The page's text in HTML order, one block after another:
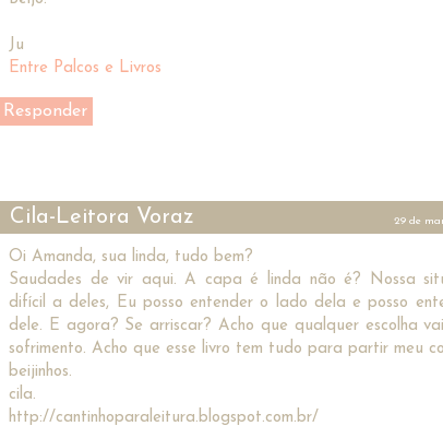
Ju
Entre Palcos e Livros
Responder
Cila-Leitora Voraz 29 de
Oi Amanda, sua linda, tudo bem?
Saudades de vir aqui. A capa é linda não é? Nossa
difícil a deles, Eu posso entender o lado dela e posso
dele. E agora? Se arriscar? Acho que qualquer escolha
sofrimento. Acho que esse livro tem tudo para partir meu
beijinhos.
cila.
http://cantinhoparaleitura.blogspot.com.br/